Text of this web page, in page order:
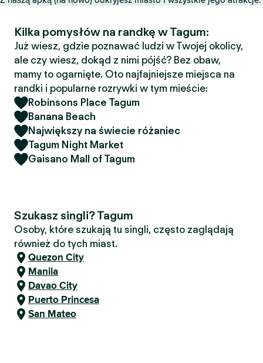
Kilka pomysłów na randkę w Tagum:
Już wiesz, gdzie poznawać ludzi w Twojej okolicy,
ale czy wiesz, dokąd z nimi pójść? Bez obaw,
mamy to ogarnięte. Oto najfajniejsze miejsca na
randki i popularne rozrywki w tym mieście:
Robinsons Place Tagum
Banana Beach
Największy na świecie różaniec
Tagum Night Market
Gaisano Mall of Tagum
Szukasz singli? Tagum
Osoby, które szukają tu singli, często zaglądają
również do tych miast.
Quezon City
Manila
Davao City
Puerto Princesa
San Mateo